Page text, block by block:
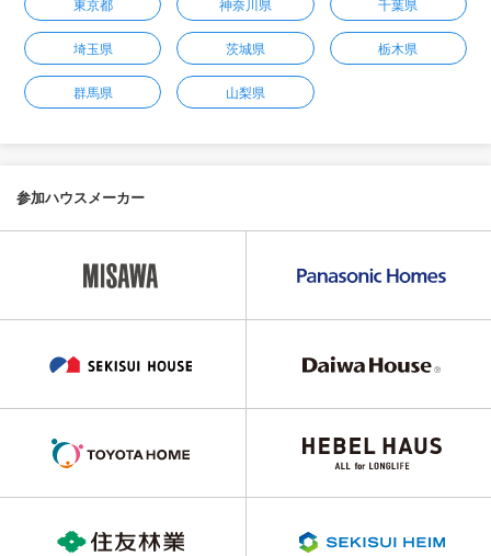
東京都 神奈川県 千葉県
埼玉県 茨城県 栃木県
群馬県 山梨県
参加ハウスメーカー